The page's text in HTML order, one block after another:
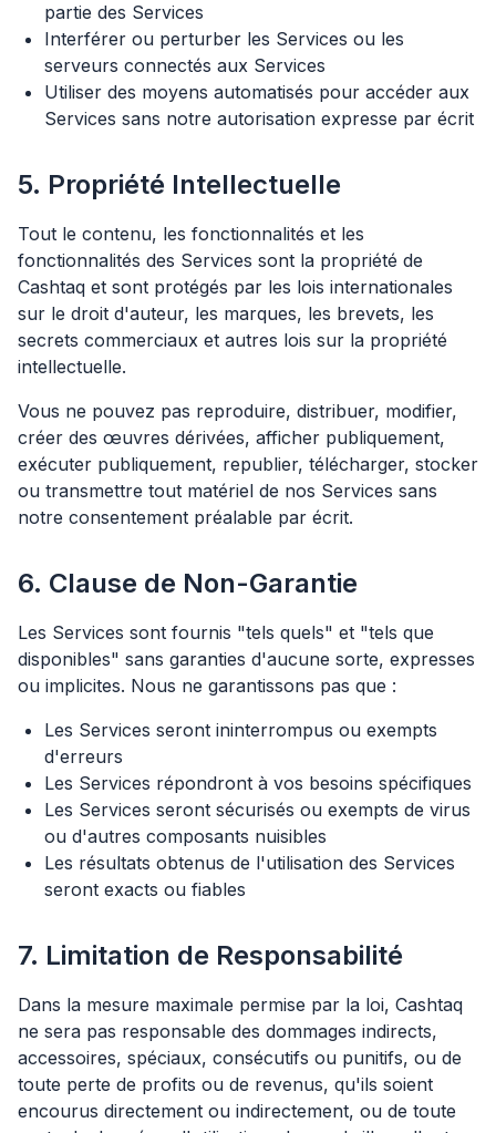
partie des Services
Interférer ou perturber les Services ou les
serveurs connectés aux Services
Utiliser des moyens automatisés pour accéder aux
Services sans notre autorisation expresse par écrit
5. Propriété Intellectuelle
Tout le contenu, les fonctionnalités et les
fonctionnalités des Services sont la propriété de
Cashtaq et sont protégés par les lois internationales
sur le droit d'auteur, les marques, les brevets, les
secrets commerciaux et autres lois sur la propriété
intellectuelle.
Vous ne pouvez pas reproduire, distribuer, modifier,
créer des œuvres dérivées, afficher publiquement,
exécuter publiquement, republier, télécharger, stocker
ou transmettre tout matériel de nos Services sans
notre consentement préalable par écrit.
6. Clause de Non-Garantie
Les Services sont fournis "tels quels" et "tels que
disponibles" sans garanties d'aucune sorte, expresses
ou implicites. Nous ne garantissons pas que :
Les Services seront ininterrompus ou exempts
d'erreurs
Les Services répondront à vos besoins spécifiques
Les Services seront sécurisés ou exempts de virus
ou d'autres composants nuisibles
Les résultats obtenus de l'utilisation des Services
seront exacts ou fiables
7. Limitation de Responsabilité
Dans la mesure maximale permise par la loi, Cashtaq
ne sera pas responsable des dommages indirects,
accessoires, spéciaux, consécutifs ou punitifs, ou de
toute perte de profits ou de revenus, qu'ils soient
encourus directement ou indirectement, ou de toute